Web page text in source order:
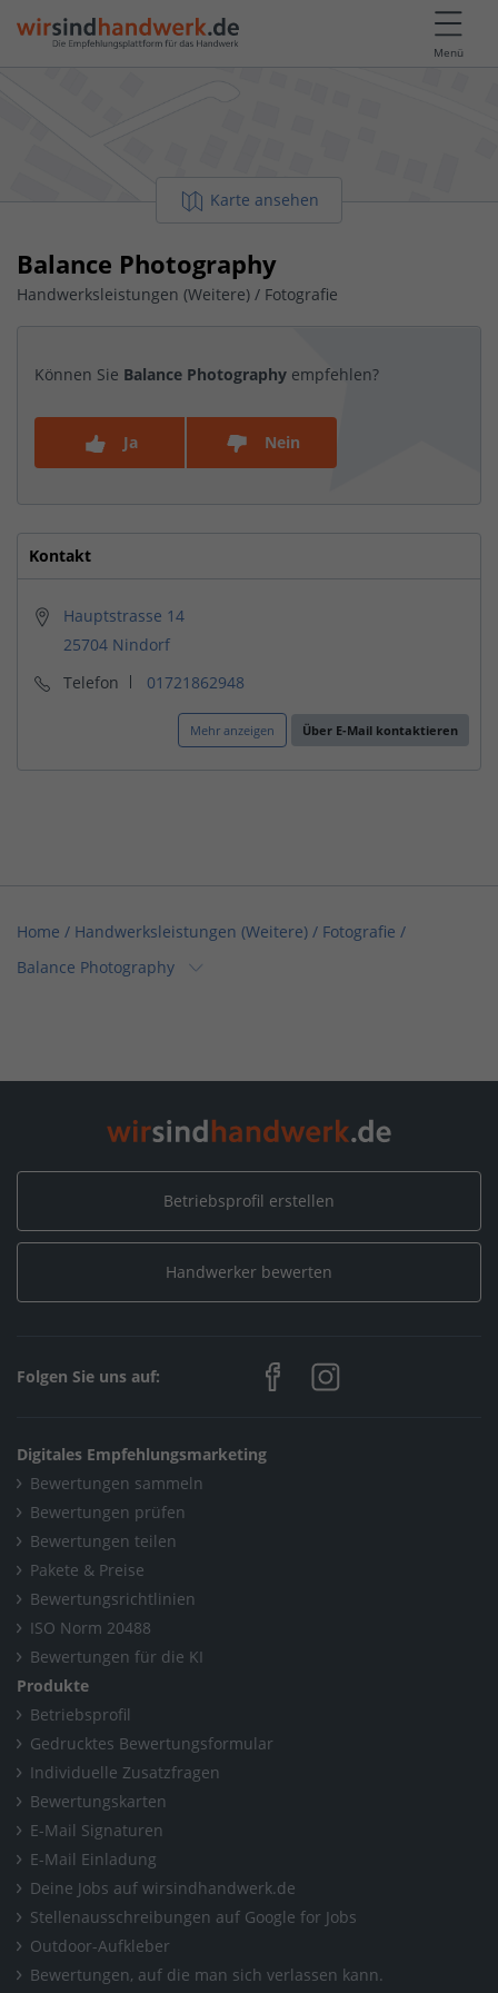
Menü
Karte ansehen
Balance Photography
Handwerksleistungen (Weitere) / Fotografie
Können Sie Balance Photography empfehlen?
Ja Nein
Kontakt
Hauptstrasse 14
25704 Nindorf
Telefon
01721862948
Mehr anzeigen Über E-Mail kontaktieren
Home / Handwerksleistungen (Weitere) / Fotografie /
Balance Photography
Betriebsprofil erstellen
Handwerker bewerten
Folgen Sie uns auf:
Digitales Empfehlungsmarketing
Bewertungen sammeln
Bewertungen prüfen
Bewertungen teilen
Pakete & Preise
Bewertungsrichtlinien
ISO Norm 20488
Bewertungen für die KI
Produkte
Betriebsprofil
Gedrucktes Bewertungsformular
Individuelle Zusatzfragen
Bewertungskarten
E-Mail Signaturen
E-Mail Einladung
Deine Jobs auf wirsindhandwerk.de
Stellenausschreibungen auf Google for Jobs
Outdoor-Aufkleber
Bewertungen, auf die man sich verlassen kann.